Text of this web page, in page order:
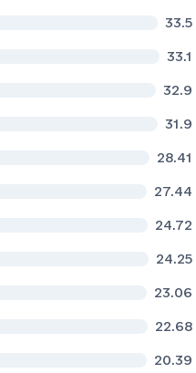
33.5
33.1
32.9
31.9
28.41
27.44
24.72
24.25
23.06
22.68
20.39